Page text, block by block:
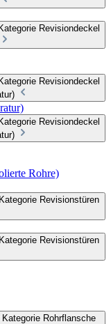
Revisiondeckel
Revisiondeckel
Revisiondeckel
Rohre)
Revisionstüren
Revisionstüren
Rohrflansche